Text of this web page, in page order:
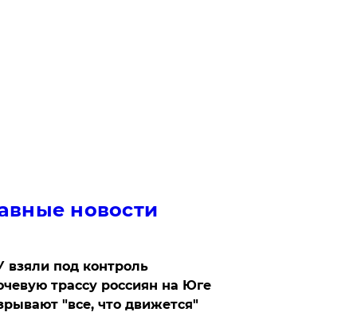
новости
взяли под контроль
трассу россиян на Юге
"все, что движется"